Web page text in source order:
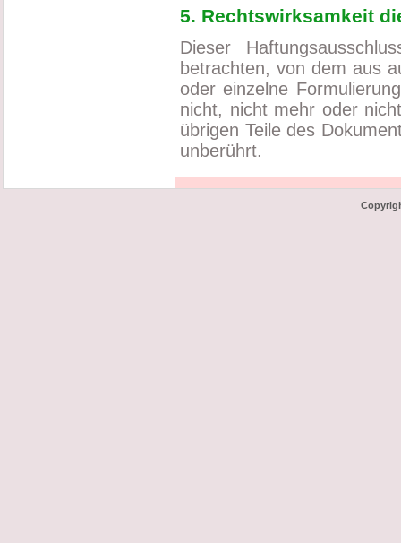
5. Rechtswirksamkeit
Dieser
betrachten, von dem aus
oder einzelne
nicht, nicht mehr oder
übrigen Teile des
unberührt.